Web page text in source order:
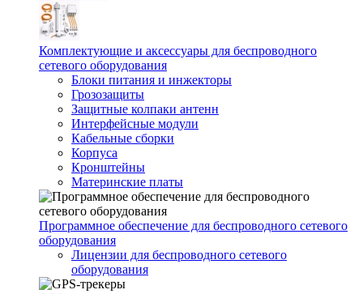
Комплектующие и аксессуары для беспроводного
сетевого оборудования
Блоки питания и инжекторы
Грозозащиты
Защитные колпаки антенн
Интерфейсные модули
Кабельные сборки
Корпуса
Кронштейны
Материнские платы
Программное обеспечение для беспроводного сетевого
оборудования
Лицензии для беспроводного сетевого
оборудования